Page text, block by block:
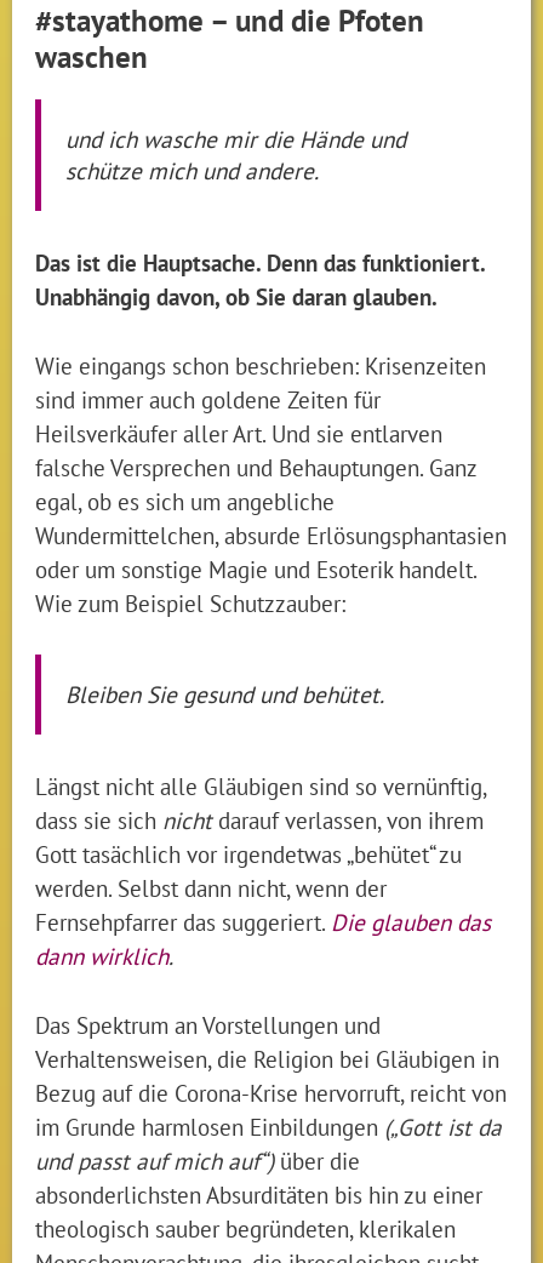
#stayathome – und die Pfoten
waschen
und ich wasche mir die Hände und
schütze mich und andere.
Das ist die Hauptsache. Denn das funktioniert.
Unabhängig davon, ob Sie daran glauben.
Wie eingangs schon beschrieben: Krisenzeiten
sind immer auch goldene Zeiten für
Heilsverkäufer aller Art. Und sie entlarven
falsche Versprechen und Behauptungen. Ganz
egal, ob es sich um angebliche
Wundermittelchen, absurde Erlösungsphantasien
oder um sonstige Magie und Esoterik handelt.
Wie zum Beispiel Schutzzauber:
Bleiben Sie gesund und behütet.
Längst nicht alle Gläubigen sind so vernünftig,
dass sie sich nicht darauf verlassen, von ihrem
Gott tasächlich vor irgendetwas „behütet“ zu
werden. Selbst dann nicht, wenn der
Fernsehpfarrer das suggeriert. Die glauben das
dann wirklich.
Das Spektrum an Vorstellungen und
Verhaltensweisen, die Religion bei Gläubigen in
Bezug auf die Corona-Krise hervorruft, reicht von
im Grunde harmlosen Einbildungen („Gott ist da
und passt auf mich auf“) über die
absonderlichsten Absurditäten bis hin zu einer
theologisch sauber begründeten, klerikalen